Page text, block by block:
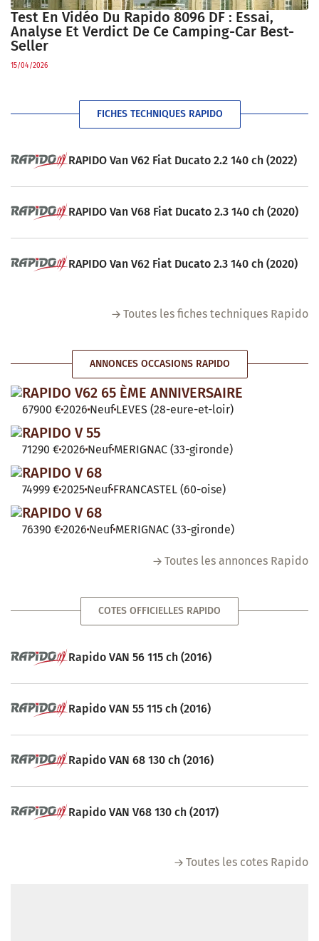
Test En Vidéo Du Rapido 8096 DF : Essai,
Analyse Et Verdict De Ce Camping-Car Best-
Seller
15/04/2026
FICHES TECHNIQUES RAPIDO
RAPIDO Van V62 Fiat Ducato 2.2 140 ch (2022)
RAPIDO Van V68 Fiat Ducato 2.3 140 ch (2020)
RAPIDO Van V62 Fiat Ducato 2.3 140 ch (2020)
Toutes les fiches techniques Rapido
ANNONCES OCCASIONS RAPIDO
RAPIDO V62 65 ÈME ANNIVERSAIRE
67900 €2026 Neuf LEVES (28-eure-et-loir)
RAPIDO V 55
71290 €2026 Neuf MERIGNAC (33-gironde)
RAPIDO V 68
74999 €2025 Neuf FRANCASTEL (60-oise)
RAPIDO V 68
76390 €2026 Neuf MERIGNAC (33-gironde)
Toutes les annonces Rapido
COTES OFFICIELLES RAPIDO
Rapido VAN 56 115 ch (2016)
Rapido VAN 55 115 ch (2016)
Rapido VAN 68 130 ch (2016)
Rapido VAN V68 130 ch (2017)
Toutes les cotes Rapido